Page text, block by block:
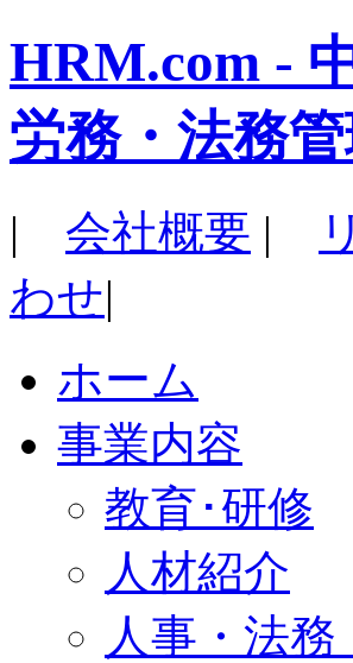
HRM.com -
労務・法務
| 会社概要 |
わせ|
ホーム
事業内容
教育･研修
人材紹介
人事・法務